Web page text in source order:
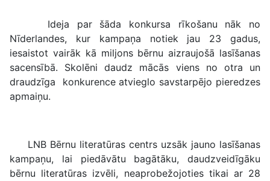
Ideja par šāda konkursa rīkošanu nāk no
Nīderlandes, kur kampaņa notiek jau 23 gadus,
iesaistot vairāk kā miljons bērnu aizraujošā lasīšanas
sacensībā. Skolēni daudz mācās viens no otra un
draudzīga konkurence atvieglo savstarpējo pieredzes
apmaiņu.
LNB Bērnu literatūras centrs uzsāk jauno lasīšanas
kampaņu, lai piedāvātu bagātāku, daudzveidīgāku
bērnu literatūras izvēli, neaprobežojoties tikai ar 28